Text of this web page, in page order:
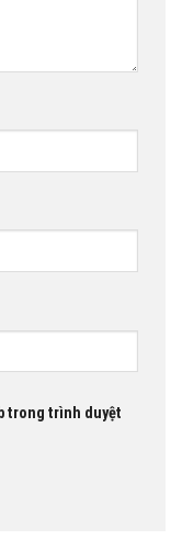
trong trình duyệt